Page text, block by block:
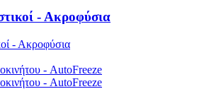
- Ακροφύσια
- Ακροφύσια
- AutoFreeze
- AutoFreeze